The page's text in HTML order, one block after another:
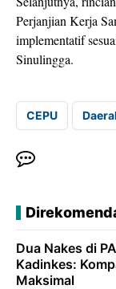
Perjanjian Kerja
implementatif
Sinulingga.
CEPU
Dua Nakes di
Kadinkes:
Maksimal